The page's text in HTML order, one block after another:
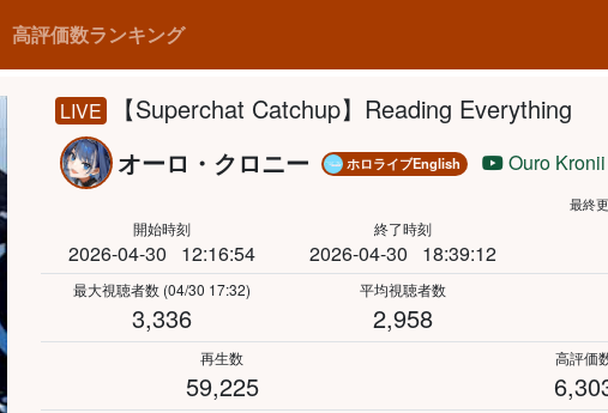
高評価数ランキング
LIVE
【Superchat Catchup】Reading Everything
オーロ・クロニー
ホロライブEnglish Ouro
最終
開始時刻
2026-04-30 12:16:54
終了時刻
2026-04-30 18:39:12
最大視聴者数 (04/30 17:32)
3,336
平均視聴者数
2,958
再生数
59,225
高評価